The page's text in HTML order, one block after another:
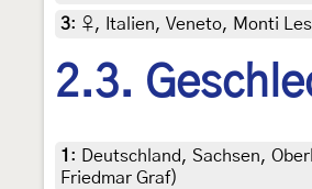
3: ♀, Italien, Veneto, Monti
2.3.
1 : Deutschland, Sachsen,
Friedmar Graf)